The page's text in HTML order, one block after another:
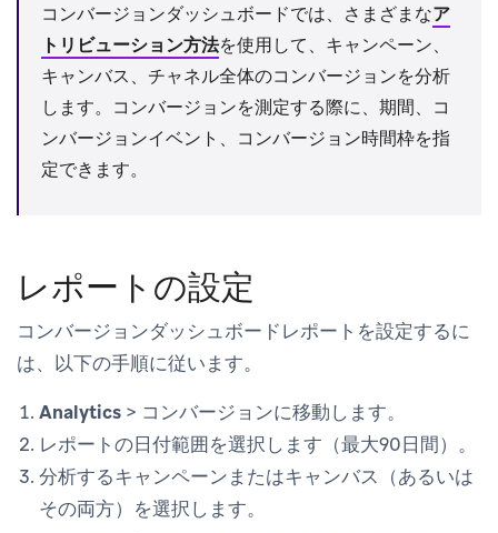
コンバージョンダッシュボードでは、さまざまなア
トリビューション方法を使用して、キャンペーン、
キャンバス、チャネル全体のコンバージョンを分析
します。コンバージョンを測定する際に、期間、コ
ンバージョンイベント、コンバージョン時間枠を指
定できます。
レポートの設定
コンバージョンダッシュボードレポートを設定するに
は、以下の手順に従います。
Analytics > コンバージョンに移動します。
レポートの日付範囲を選択します（最大90日間）。
分析するキャンペーンまたはキャンバス（あるいは
その両方）を選択します。